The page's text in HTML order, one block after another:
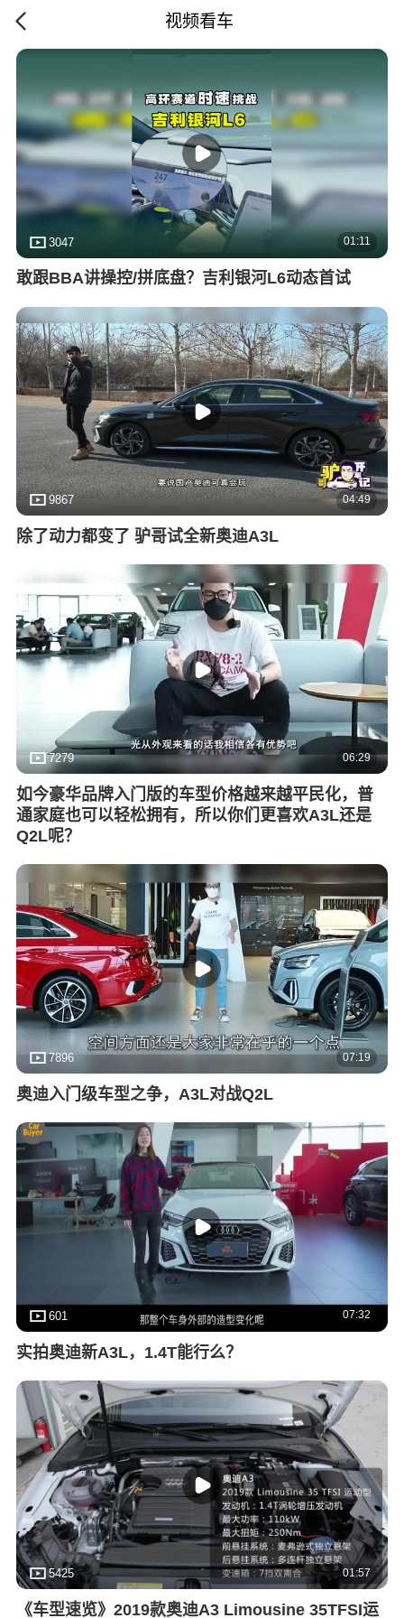
视频看车
3047 01:11
敢跟BBA讲操控/拼底盘？吉利银河L6动态首试
9867 04:49
除了动力都变了 驴哥试全新奥迪A3L
7279 06:29
如今豪华品牌入门版的车型价格越来越平民化，普
通家庭也可以轻松拥有，所以你们更喜欢A3L还是
Q2L呢？
7896 07:19
奥迪入门级车型之争，A3L对战Q2L
601 07:32
实拍奥迪新A3L，1.4T能行么？
5425 01:57
《车型速览》2019款奥迪A3 Limousine 35TFSI运